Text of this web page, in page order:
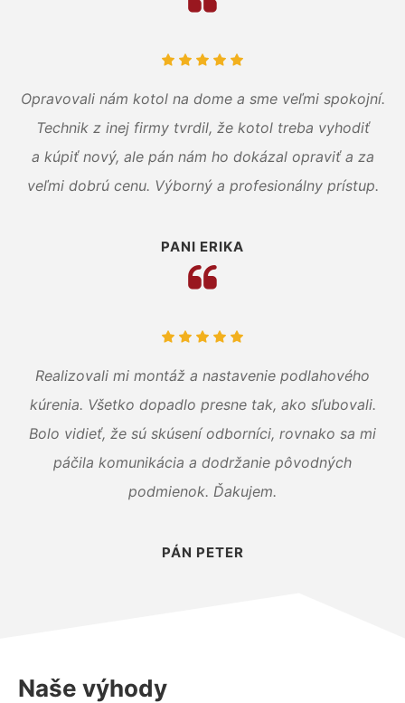
Opravovali nám kotol na dome a sme veľmi spokojní.
Technik z inej firmy tvrdil, že kotol treba vyhodiť
a kúpiť nový, ale pán nám ho dokázal opraviť a za
veľmi dobrú cenu. Výborný a profesionálny prístup.
PANI ERIKA
Realizovali mi montáž a nastavenie podlahového
kúrenia. Všetko dopadlo presne tak, ako sľubovali.
Bolo vidieť, že sú skúsení odborníci, rovnako sa mi
páčila komunikácia a dodržanie pôvodných
podmienok. Ďakujem.
PÁN PETER
Naše výhody